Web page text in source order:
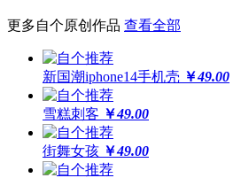
全球领先喷绘工艺，100%高精度印刷
64位高保真色彩，画面高度还原
更多自个原创作品 查看全部
新国潮iphone14手机壳 ￥49.00
雪糕刺客 ￥49.00
街舞女孩 ￥49.00